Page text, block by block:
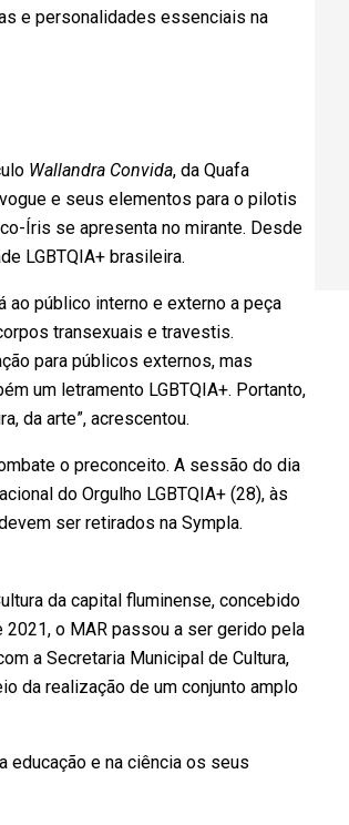
e personalidades essenciais na
Wallandra Convida, da Quafa
e seus elementos para o pilotis
Íris se apresenta no mirante. Desde
LGBTQIA+ brasileira.
ao público interno e externo a peça
transexuais e travestis.
para públicos externos, mas
um letramento LGBTQIA+. Portanto,
da arte”, acrescentou.
o preconceito. A sessão do dia
do Orgulho LGBTQIA+ (28), às
ser retirados na Sympla.
da capital fluminense, concebido
2021, o MAR passou a ser gerido pela
a Secretaria Municipal de Cultura,
da realização de um conjunto amplo
educação e na ciência os seus